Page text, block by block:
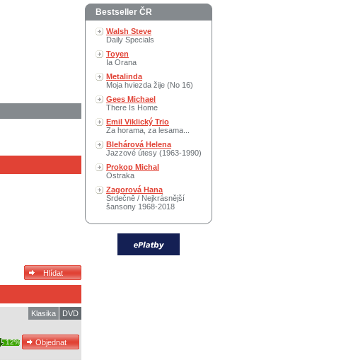
DVD
Klasika
12%
Bestseller ČR
Walsh Steve
Daily Specials
Toyen
Ia Orana
Metalinda
Moja hviezda žije (No 16)
Gees Michael
There Is Home
Emil Viklický Trio
Za horama, za lesama...
Blehárová Helena
Jazzové útesy (1963-1990)
Prokop Michal
Ostraka
Zagorová Hana
Srdečně / Nejkrásnější
šansony 1968-2018